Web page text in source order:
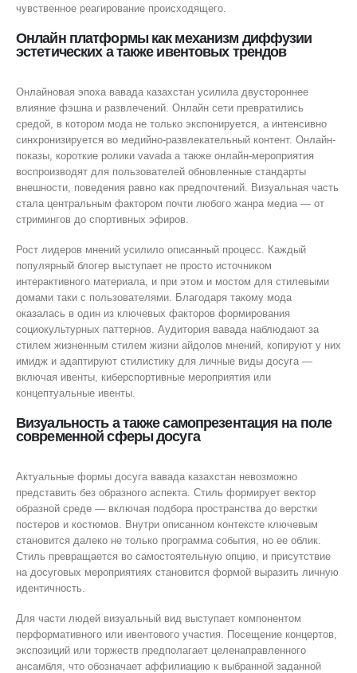
чувственное реагирование происходящего.
Онлайн платформы как механизм диффузии
эстетических а также ивентовых трендов
Онлайновая эпоха вавада казахстан усилила двустороннее
влияние фэшна и развлечений. Онлайн сети превратились
средой, в котором мода не только экспонируется, а интенсивно
синхронизируется во медийно-развлекательный контент. Онлайн-
показы, короткие ролики vavada а также онлайн-мероприятия
воспроизводят для пользователей обновленные стандарты
внешности, поведения равно как предпочтений. Визуальная часть
стала центральным фактором почти любого жанра медиа — от
стримингов до спортивных эфиров.
Рост лидеров мнений усилило описанный процесс. Каждый
популярный блогер выступает не просто источником
интерактивного материала, и при этом и мостом для стилевыми
домами таки с пользователями. Благодаря такому мода
оказалась в один из ключевых факторов формирования
социокультурных паттернов. Аудитория вавада наблюдают за
стилем жизненным стилем жизни айдолов мнений, копируют у них
имидж и адаптируют стилистику для личные виды досуга —
включая ивенты, киберспортивные мероприятия или
концептуальные ивенты.
Визуальность а также самопрезентация на поле
современной сферы досуга
Актуальные формы досуга вавада казахстан невозможно
представить без образного аспекта. Стиль формирует вектор
образной среде — включая подбора пространства до верстки
постеров и костюмов. Внутри описанном контексте ключевым
становится далеко не только программа события, но ее облик.
Стиль превращается во самостоятельную опцию, и присутствие
на досуговых мероприятиях становится формой выразить личную
идентичность.
Для части людей визуальный вид выступает компонентом
перформативного или ивентового участия. Посещение концертов,
экспозиций или торжеств предполагает целенаправленного
ансамбля, что обозначает аффилиацию к выбранной заданной